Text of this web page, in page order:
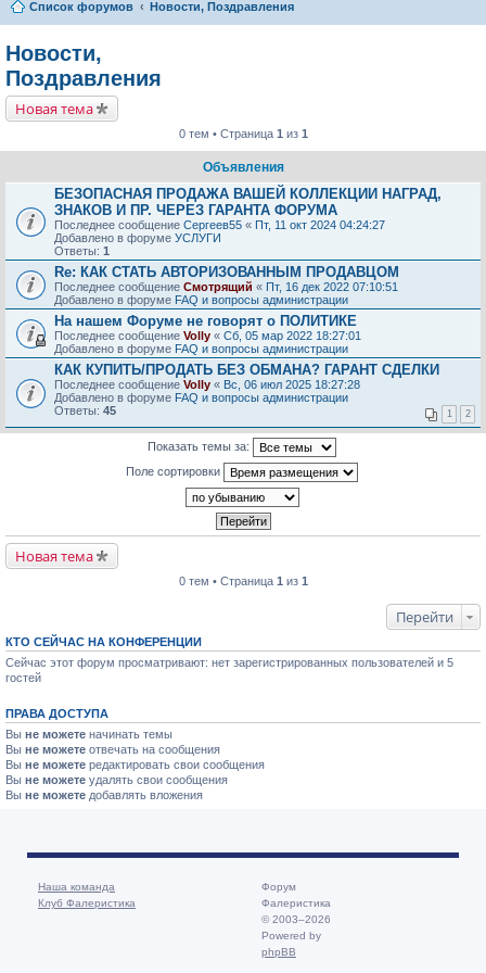
Список форумов Новости, Поздравления
Новости,
Поздравления
Новая тема
0 тем • Страница 1 из 1
Объявления
БЕЗОПАСНАЯ ПРОДАЖА ВАШЕЙ КОЛЛЕКЦИИ НАГРАД,
ЗНАКОВ И ПР. ЧЕРЕЗ ГАРАНТА ФОРУМА
Последнее сообщение Сергеев55 « Пт, 11 окт 2024 04:24:27
Добавлено в форуме УСЛУГИ
Ответы: 1
Re: КАК СТАТЬ АВТОРИЗОВАННЫМ ПРОДАВЦОМ
Последнее сообщение Смотрящий « Пт, 16 дек 2022 07:10:51
Добавлено в форуме FAQ и вопросы администрации
На нашем Форуме не говорят о ПОЛИТИКЕ
Последнее сообщение Volly « Сб, 05 мар 2022 18:27:01
Добавлено в форуме FAQ и вопросы администрации
КАК КУПИТЬ/ПРОДАТЬ БЕЗ ОБМАНА? ГАРАНТ СДЕЛКИ
Последнее сообщение Volly « Вс, 06 июл 2025 18:27:28
Добавлено в форуме FAQ и вопросы администрации
Ответы: 45 1 2
Показать темы за:
Поле сортировки
Новая тема
0 тем • Страница 1 из 1
Перейти
КТО СЕЙЧАС НА КОНФЕРЕНЦИИ
Сейчас этот форум просматривают: нет зарегистрированных пользователей и 5
гостей
ПРАВА ДОСТУПА
Вы не можете начинать темы
Вы не можете отвечать на сообщения
Вы не можете редактировать свои сообщения
Вы не можете удалять свои сообщения
Вы не можете добавлять вложения
Наша команда
Клуб Фалеристика
Форум
Фалеристика
© 2003–2026
Powered by
phpBB